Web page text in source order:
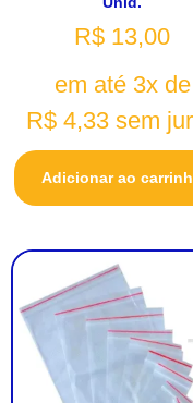
R$ 13,00
em até 3x de
R$ 4,33 sem
Adicionar ao